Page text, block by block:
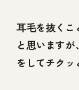
耳毛を抜くこ
と思います
をしてチクッ